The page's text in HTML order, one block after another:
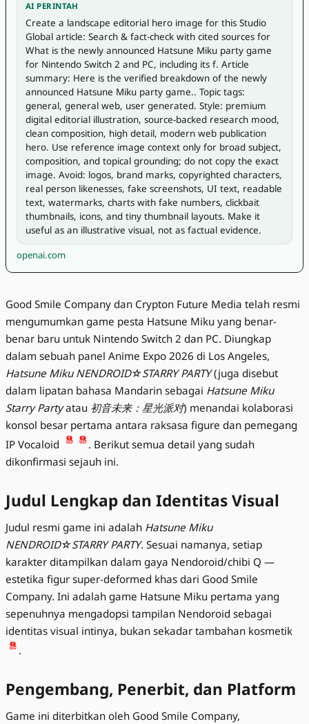
AI PERINTAH
Create a landscape editorial hero image for this Studio
Global article: Search & fact-check with cited sources for
What is the newly announced Hatsune Miku party game
for Nintendo Switch 2 and PC, including its f. Article
summary: Here is the verified breakdown of the newly
announced Hatsune Miku party game.. Topic tags:
general, general web, user generated. Style: premium
digital editorial illustration, source-backed research mood,
clean composition, high detail, modern web publication
hero. Use reference image context only for broad subject,
composition, and topical grounding; do not copy the exact
image. Avoid: logos, brand marks, copyrighted characters,
real person likenesses, fake screenshots, UI text, readable
text, watermarks, charts with fake numbers, clickbait
thumbnails, icons, and tiny thumbnail layouts. Make it
useful as an illustrative visual, not as factual evidence.
openai.com
Good Smile Company dan Crypton Future Media telah resmi
mengumumkan game pesta Hatsune Miku yang benar-
benar baru untuk Nintendo Switch 2 dan PC. Diungkap
dalam sebuah panel Anime Expo 2026 di Los Angeles,
Hatsune Miku NENDROID☆STARRY PARTY(juga disebut
dalam lipatan bahasa Mandarin sebagai Hatsune Miku
Starry Partyatau 初音未来：星光派对) menandai kolaborasi
konsol besar pertama antara raksasa figure dan pemegang
IP Vocaloid
. Berikut semua detail yang sudah
dikonfirmasi sejauh ini.
Judul Lengkap dan Identitas Visual
Judul resmi game ini adalah Hatsune Miku
NENDROID☆STARRY PARTY. Sesuai namanya, setiap
karakter ditampilkan dalam gaya Nendoroid/chibi Q —
estetika figur super-deformed khas dari Good Smile
Company. Ini adalah game Hatsune Miku pertama yang
sepenuhnya mengadopsi tampilan Nendoroid sebagai
identitas visual intinya, bukan sekadar tambahan kosmetik
.
Pengembang, Penerbit, dan Platform
Game ini diterbitkan oleh Good Smile Company,